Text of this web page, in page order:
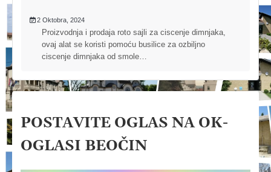
2 Oktobra, 2024
Proizvodnja i prodaja roto sajli za ciscenje dimnjaka,
ovaj alat se koristi pomoću busilice za ozbiljno
ciscenje dimnjaka od smole…
POSTAVITE OGLAS NA OK-
OGLASI BEOČIN